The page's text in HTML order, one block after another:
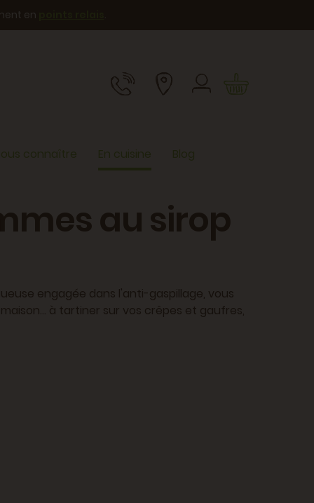
en .
connaître En cuisine Blog
au sirop
engagée dans l'anti-gaspillage, vous
à tartiner sur vos crêpes et gaufres,